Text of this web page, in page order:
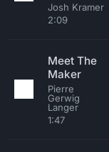
Josh Kramer
2:09
Meet The
Maker
Pierre
Gerwig
Langer
1:47